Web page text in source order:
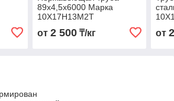
89х4,5х6000 Марка
10Х17Н13М2Т
от 2 500₸/кг от